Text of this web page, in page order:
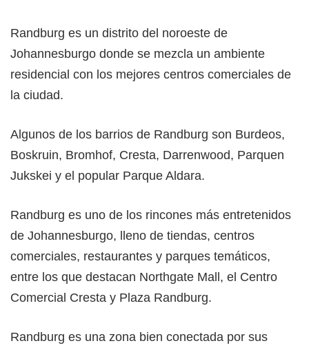
Randburg es un distrito del noroeste de
Johannesburgo donde se mezcla un ambiente
residencial con los mejores centros comerciales de
la ciudad.
Algunos de los barrios de Randburg son Burdeos,
Boskruin, Bromhof, Cresta, Darrenwood, Parquen
Jukskei y el popular Parque Aldara.
Randburg es uno de los rincones más entretenidos
de Johannesburgo, lleno de tiendas, centros
comerciales, restaurantes y parques temáticos,
entre los que destacan Northgate Mall, el Centro
Comercial Cresta y Plaza Randburg.
Randburg es una zona bien conectada por sus